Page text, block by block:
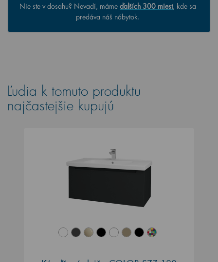
Nie ste v dosahu? Nevadí, máme ďalších 300 miest, kde sa
predáva náš nábytok.
Ľudia k tomuto produktu
najčastejšie kupujú